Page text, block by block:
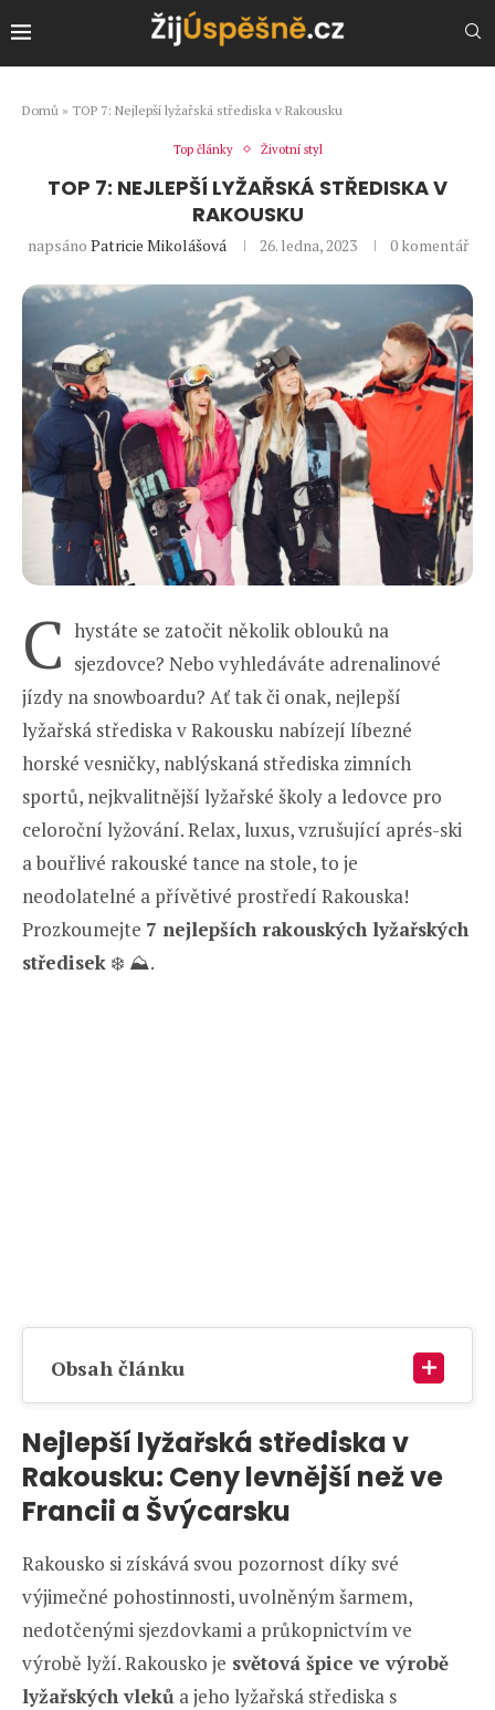
Domů » TOP 7: Nejlepší lyžařská střediska v Rakousku
Top články Životní styl
TOP 7: NEJLEPŠÍ LYŽAŘSKÁ STŘEDISKA V
RAKOUSKU
napsáno Patricie Mikolášová 26. ledna, 2023 0 komentář
C hystáte se zatočit několik oblouků na
sjezdovce? Nebo vyhledáváte adrenalinové
jízdy na snowboardu? Ať tak či onak, nejlepší
lyžařská střediska v Rakousku nabízejí líbezné
horské vesničky, nablýskaná střediska zimních
sportů, nejkvalitnější lyžařské školy a ledovce pro
celoroční lyžování. Relax, luxus, vzrušující aprés-ski
a bouřlivé rakouské tance na stole, to je
neodolatelné a přívětivé prostředí Rakouska!
Prozkoumejte 7 nejlepších rakouských lyžařských
středisek ❄️ ⛰️.
Obsah článku
Nejlepší lyžařská střediska v
Rakousku: Ceny levnější než ve
Francii a Švýcarsku
Rakousko si získává svou pozornost díky své
výjimečné pohostinnosti, uvolněným šarmem,
nedotčenými sjezdovkami a průkopnictvím ve
výrobě lyží. Rakousko je světová špice ve výrobě
lyžařských vleků a jeho lyžařská střediska s